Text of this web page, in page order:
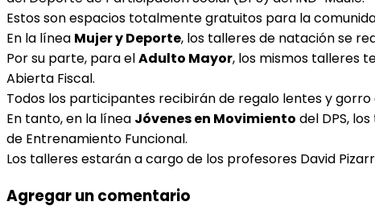
Estos son espacios totalmente gratuitos para la
En la línea Mujer y Deporte, los talleres de natación se
Por su parte, para elAdulto Mayor, los mismos talleres
Abierta Fiscal.
Todos los participantes recibirán de regalo lentes y
En tanto, en la línea Jóvenes en Movimiento del DPS,
de Entrenamiento Funcional.
Los talleres estarán a cargo de los profesores David
Agregar un comentario